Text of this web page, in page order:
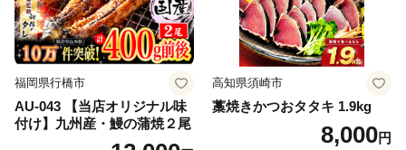
福岡県行橋市
AU-043 【当店オリジナル味
付け】九州産・鰻の蒲焼２尾
高知県須崎市
藁焼きかつおタタキ 1.9kg
8,000円